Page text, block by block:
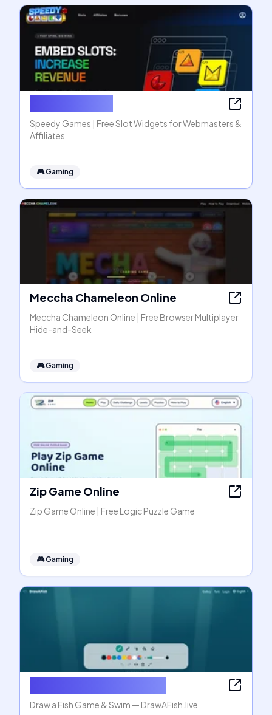
Speedy Games | Free Slot Widgets for Webmasters &
Affiliates
🎮Gaming
Meccha Chameleon Online
Meccha Chameleon Online | Free Browser Multiplayer
Hide-and-Seek
🎮Gaming
Zip Game Online
Zip Game Online | Free Logic Puzzle Game
🎮Gaming
Draw a Fish Game & Swim — DrawAFish.live